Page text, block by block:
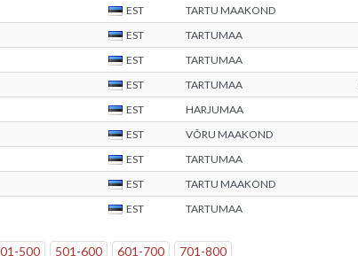
EST
TARTU MAAKOND
EST
TARTUMAA
EST
TARTUMAA
EST TARTUMAA
EST
HARJUMAA
EST
VÕRU MAAKOND
EST
TARTUMAA
EST
TARTU MAAKOND
EST TARTUMAA
-500 501 -600 601 -700 701 -800